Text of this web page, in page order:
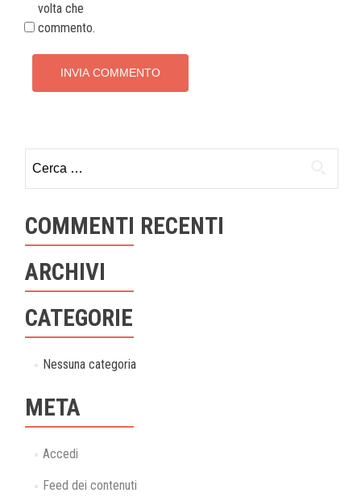
volta che
commento.
per:
COMMENTI RECENTI
ARCHIVI
CATEGORIE
Nessuna categoria
META
Accedi
Feed dei contenuti